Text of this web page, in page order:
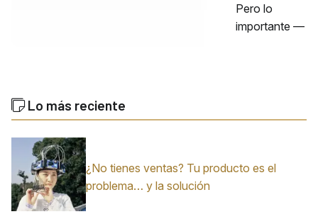
Pero lo
importante —
Lo más reciente
¿No tienes ventas? Tu producto es el
problema… y la solución